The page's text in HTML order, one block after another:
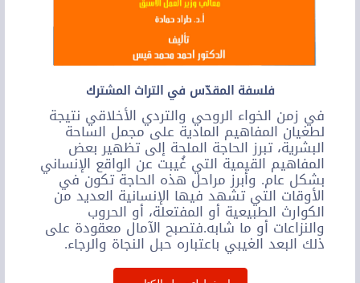
فلسفة المقدّس في التراث المشترك
في زمن الخواء الروحي والتردي الأخلاقي نتيجة
لطغيان المفاهيم المادية على مجمل الساحة
البشرية، تبرز الحاجة الملحة إلى تظهير بعض
المفاهيم القيمية التي غُيبت عن الواقع الإنساني
بشكل عام. وأبرز مراحل هذه الحاجة تكون في
الأوقات التي تشهد فيها الإنسانية العديد من
الكوارث الطبيعية أو المفتعلة، أو الحروب
والنزاعات أو ما شابه.فتصبح الآمال معقودة على
ذلك البعد الغيبي باعتباره حبل النجاة والرجاء.